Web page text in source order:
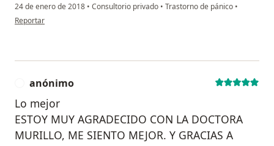
24 de enero de 2018 • Consultorio privado • Trastorno de pánico •
en opinión del usuario anónimo
Reportar
anónimo
Lo mejor
ESTOY MUY AGRADECIDO CON LA DOCTORA
MURILLO, ME SIENTO MEJOR. Y GRACIAS A